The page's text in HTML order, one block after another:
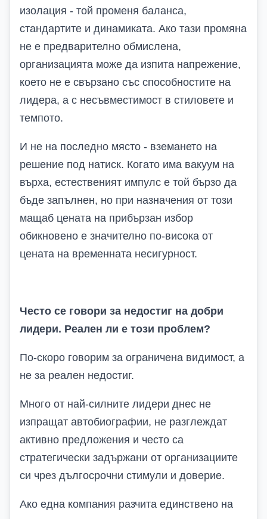
изолация - той променя баланса,
стандартите и динамиката. Ако тази промяна
не е предварително обмислена,
организацията може да изпита напрежение,
което не е свързано със способностите на
лидера, а с несъвместимост в стиловете и
темпото.
И не на последно място - вземането на
решение под натиск. Когато има вакуум на
върха, естественият импулс е той бързо да
бъде запълнен, но при назначения от този
мащаб цената на прибързан избор
обикновено е значително по-висока от
цената на временната несигурност.
Често се говори за недостиг на добри
лидери. Реален ли е този проблем?
По-скоро говорим за ограничена видимост, а
не за реален недостиг.
Много от най-силните лидери днес не
изпращат автобиографии, не разглеждат
активно предложения и често са
стратегически задържани от организациите
си чрез дългосрочни стимули и доверие.
Ако една компания разчита единствено на